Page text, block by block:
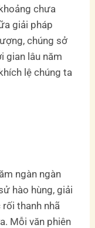
chưa
giải pháp
chúng sở
gian lâu năm
lệ chúng ta
ngàn ngàn
hào hùng, giải
thanh nhã
Mỗi văn phiên